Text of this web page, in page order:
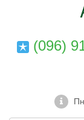
(096)